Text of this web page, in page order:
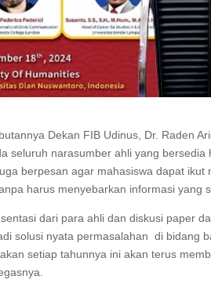
Dekan FIB Udinus, Dr. Raden
seluruh narasumber ahli yang
berpesan agar mahasiswa dapat
harus menyebarkan informasi yang
dari para ahli dan diskusi paper
solusi nyata permasalahan di bidang
setiap tahunnya ini akan terus